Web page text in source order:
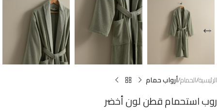
الرئيسية الحمامأرواب حمام
روب استحمام قطن لون أخضر